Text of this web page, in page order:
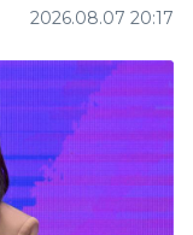
2026.08.07 20:17